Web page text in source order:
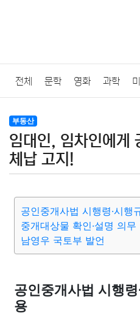
전체 문학 영화 과학
법률
질병 가요 방송 일상
요리 상품리뷰 원예 금융
대출 자동차
종교 사회 정치 건강
부동산
부동산
임대인, 임차인에게
체납 고지!
공인중개사법 시행령·시행
중개대상물 확인·설명 의무
남영우 국토부 발언
공인중개사법 시행
용